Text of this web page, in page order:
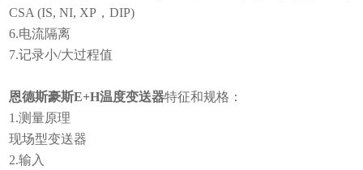
CSA (IS, NI, XP，DIP)
6.电流隔离
7.记录小/大过程值
恩德斯豪斯E+H温度变送器特征和规格：
1.测量原理
现场型变送器
2.输入